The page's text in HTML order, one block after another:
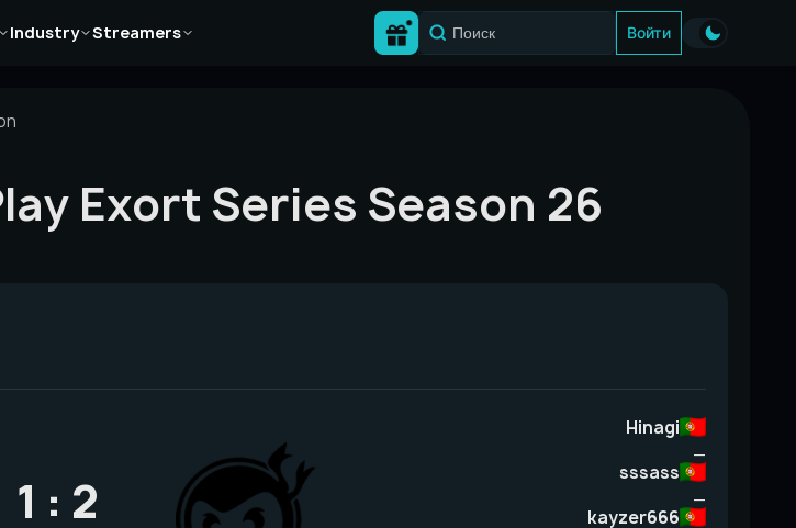
Industry
Статьи
Streamers
Статьи
Войти
Exort Series Season 26
1 : 2
Hinagi
—
sssass
—
kayzer666